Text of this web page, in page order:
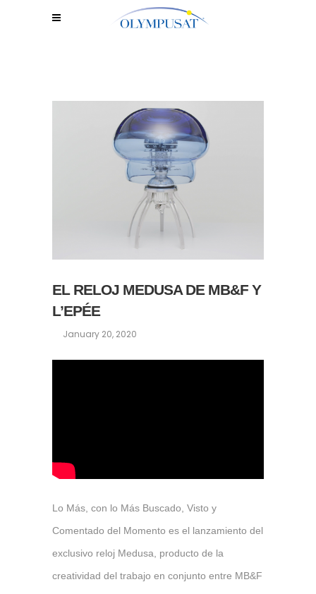
EL RELOJ MEDUSA DE MB&F Y
L’EPÉE
January 20, 2020
Lo Más, con lo Más Buscado, Visto y
Comentado del Momento es el lanzamiento del
exclusivo reloj Medusa, producto de la
creatividad del trabajo en conjunto entre MB&F